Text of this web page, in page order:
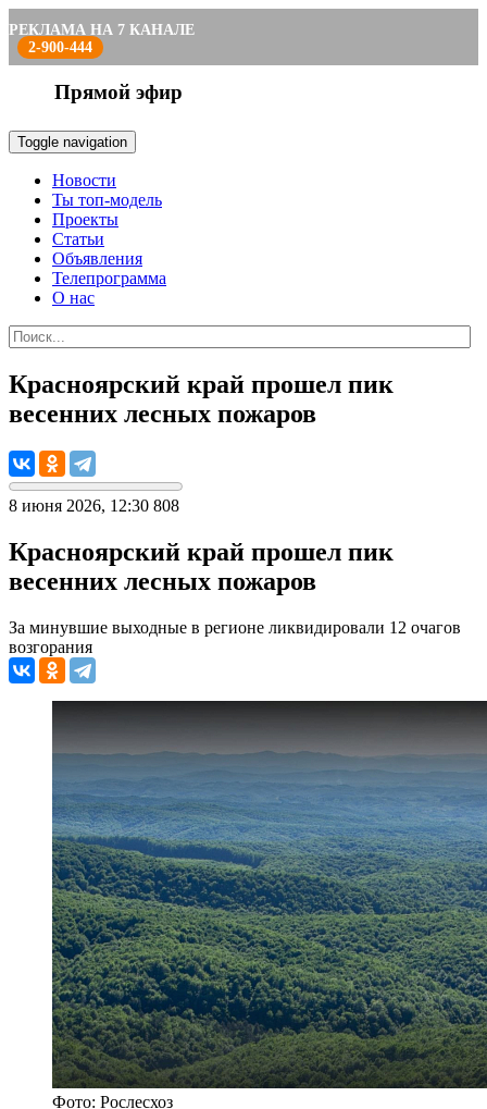
РЕКЛАМА НА 7 КАНАЛЕ
2-900-444
Прямой эфир
Toggle navigation
Новости
Ты топ-модель
Проекты
Статьи
Объявления
Телепрограмма
О нас
Красноярский край прошел пик
весенних лесных пожаров
8 июня 2026, 12:30 808
Красноярский край прошел пик
весенних лесных пожаров
За минувшие выходные в регионе ликвидировали 12 очагов
возгорания
Фото: Рослесхоз